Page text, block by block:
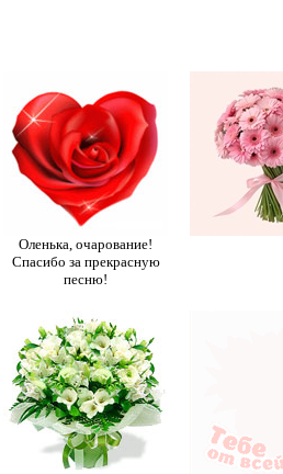
Оленька, очарование!
Спасибо за прекрасную
песню!